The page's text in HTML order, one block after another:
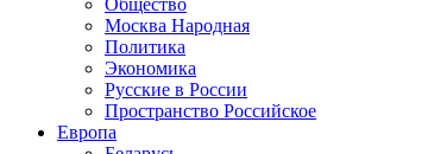
Москва Народная
Политика
Экономика
Русские в России
Пространство Российское
Европа